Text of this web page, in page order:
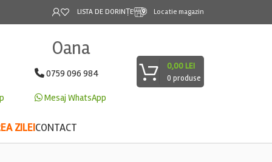
LISTA DE DORINȚE Locatie magazin
Oana
0759 096 984
Mesaj WhatsApp
0 produse
0,00LEI
ZILEICONTACT